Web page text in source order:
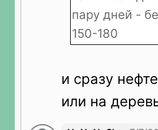
пару дней -
150-180
и сразу
или на